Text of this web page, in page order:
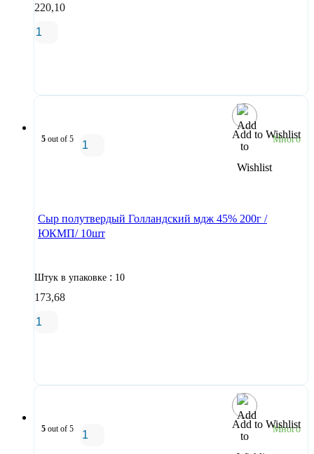
220,10
Add to Wishlist
5 out of 5 Много
Сыр полутвердый Голландский мдж 45% 200г /
ЮКМП/ 10шт
Штук в упаковке : 10
173,68
Add to Wishlist
5 out of 5 Много